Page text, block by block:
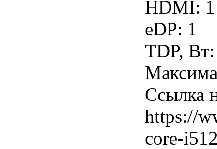
HDMI: 1
eDP: 1
TDP,
Ссылка
https://
core-